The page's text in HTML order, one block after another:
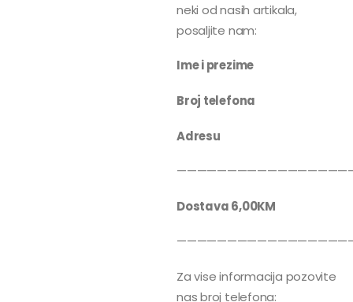
neki od nasih artikala,
posaljite nam:
Ime i prezime
Broj telefona
Adresu
Dostava 6,00KM
Za vise informacija pozovite
nas broj telefona: